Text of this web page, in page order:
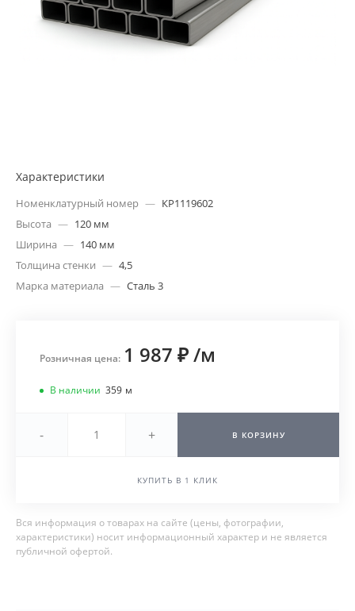
Характеристики
Номенклатурный номер — КР1119602
Высота — 120 мм
Ширина — 140 мм
Толщина стенки — 4,5
Марка материала — Сталь 3
Розничная цена: 1 987 ₽/м
В наличии 359 м
- + В КОРЗИНУ
КУПИТЬ В 1 КЛИК
Вся информация о товарах на сайте (цены, фотографии,
характеристики) носит информационный характер и не является
публичной офертой.